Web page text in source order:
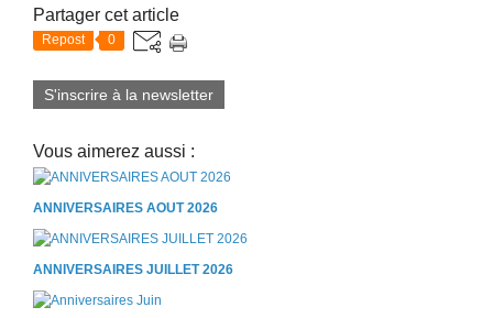
Partager cet article
Repost 0
S'inscrire à la newsletter
Vous aimerez aussi :
ANNIVERSAIRES AOUT 2026
ANNIVERSAIRES JUILLET 2026